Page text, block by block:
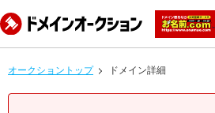
オークショントップ ドメイン詳細